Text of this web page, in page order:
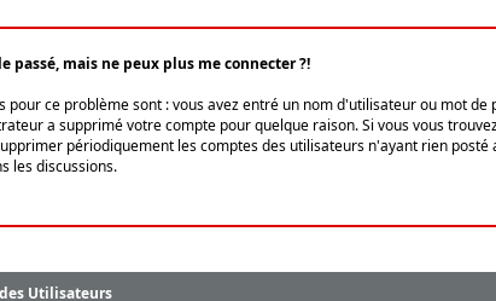
passé, mais ne peux plus me connecter ?!
pour ce problème sont : vous avez entré un nom d'utilisateur ou mot
a supprimé votre compte pour quelque raison. Si vous vous
périodiquement les comptes des utilisateurs n'ayant rien
les discussions.
Utilisateurs